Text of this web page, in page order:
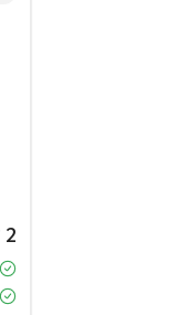
2 דירות נופש בקיסריה